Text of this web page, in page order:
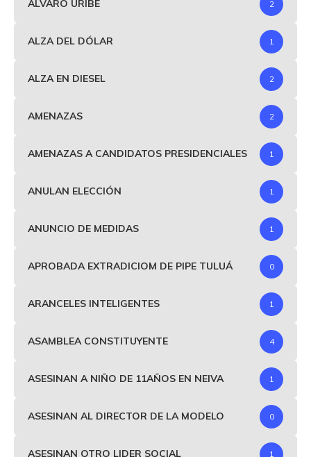
ALVARO URIBE 2
ALZA DEL DÓLAR 1
ALZA EN DIESEL 2
AMENAZAS 2
AMENAZAS A CANDIDATOS PRESIDENCIALES 1
ANULAN ELECCIÓN 1
ANUNCIO DE MEDIDAS 1
APROBADA EXTRADICIOM DE PIPE TULUÁ 0
ARANCELES INTELIGENTES 1
ASAMBLEA CONSTITUYENTE 4
ASESINAN A NIÑO DE 11AÑOS EN NEIVA 1
ASESINAN AL DIRECTOR DE LA MODELO 0
ASESINAN OTRO LIDER SOCIAL 1